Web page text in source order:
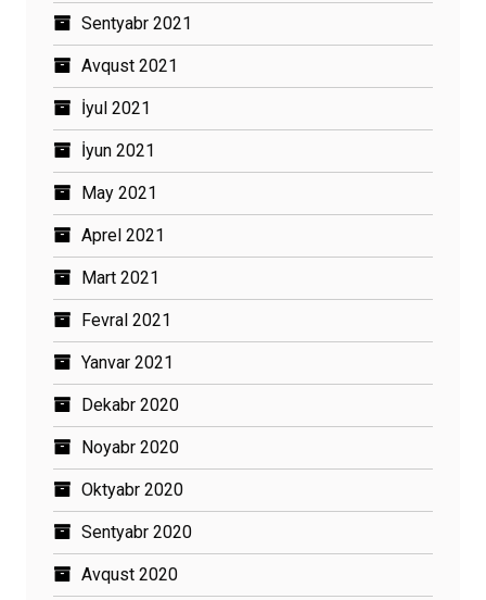
Sentyabr 2021
Avqust 2021
İyul 2021
İyun 2021
May 2021
Aprel 2021
Mart 2021
Fevral 2021
Yanvar 2021
Dekabr 2020
Noyabr 2020
Oktyabr 2020
Sentyabr 2020
Avqust 2020